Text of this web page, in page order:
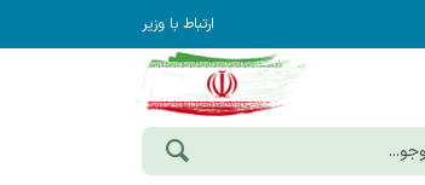
ارتباط با وزیر